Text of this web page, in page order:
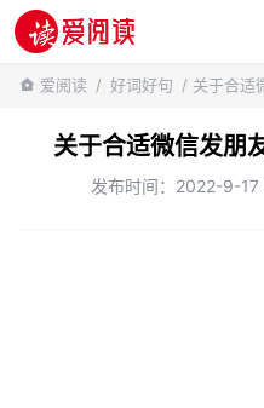
百科知识
爱阅读 / 好词好句 / 关于合适
关于合适微信发朋
发布时间：2022-9-